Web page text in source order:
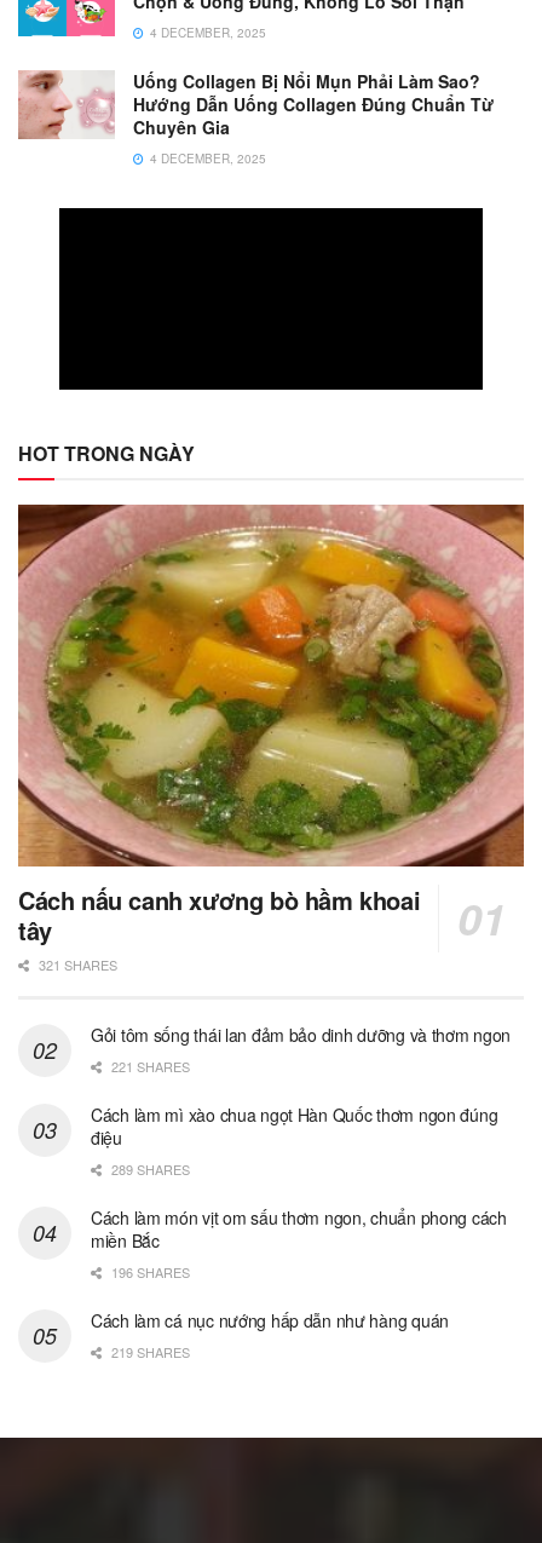
4 DECEMBER, 2025
Uống Collagen Bị Nổi Mụn Phải Làm Sao?
Hướng Dẫn Uống Collagen Đúng Chuẩn Từ
Chuyên Gia
4 DECEMBER, 2025
HOT TRONG NGÀY
Cách nấu canh xương bò hầm khoai
tây
321 SHARES
Gỏi tôm sống thái lan đảm bảo dinh dưỡng và thơm ngon
221 SHARES
Cách làm mì xào chua ngọt Hàn Quốc thơm ngon đúng
điệu
289 SHARES
Cách làm món vịt om sấu thơm ngon, chuẩn phong cách
miền Bắc
196 SHARES
Cách làm cá nục nướng hấp dẫn như hàng quán
219 SHARES